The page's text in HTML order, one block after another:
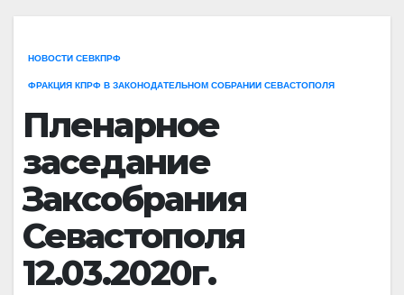
НОВОСТИ СЕВКПРФ
ФРАКЦИЯ КПРФ В ЗАКОНОДАТЕЛЬНОМ СОБРАНИИ СЕВАСТОПОЛЯ
Пленарное
заседание
Заксобрания
Севастополя
12.03.2020г.